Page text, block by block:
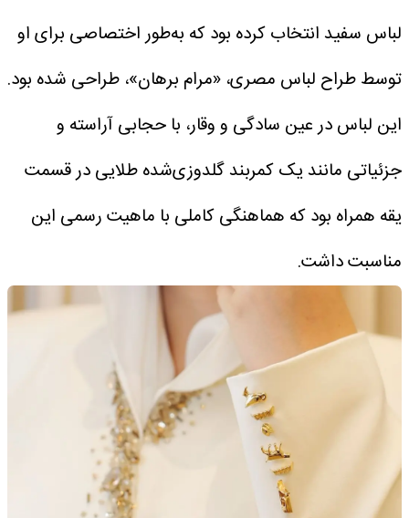
لباس سفید انتخاب کرده بود که به‌طور اختصاصی برای او
توسط طراح لباس مصری، «مرام برهان»، طراحی شده بود.
این لباس در عین سادگی و وقار، با حجابی آراسته و
جزئیاتی مانند یک کمربند گلدوزی‌شده طلایی در قسمت
یقه همراه بود که هماهنگی کاملی با ماهیت رسمی این
مناسبت داشت.